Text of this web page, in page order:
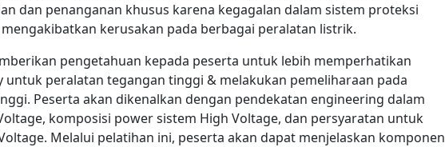
dan penanganan khusus karena kegagalan dalam sistem proteksi
kerusakan pada berbagai peralatan listrik.
pengetahuan kepada peserta untuk lebih memperhatikan
untuk peralatan tegangan tinggi & melakukan pemeliharaan pada
Peserta akan dikenalkan dengan pendekatan engineering dalam
komposisi power sistem High Voltage, dan persyaratan untuk
Melalui pelatihan ini, peserta akan dapat menjelaskan komponen